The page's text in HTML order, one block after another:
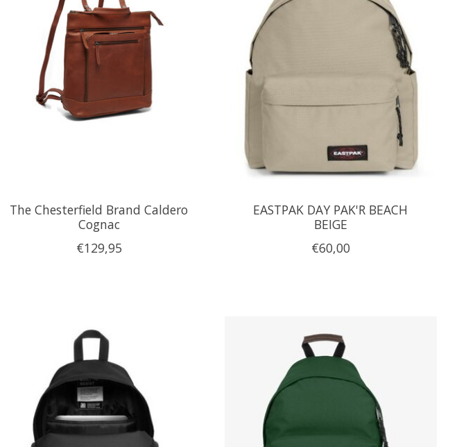
The Chesterfield Brand Caldero
Cognac
€129,95
EASTPAK DAY PAK'R BEACH
BEIGE
€60,00